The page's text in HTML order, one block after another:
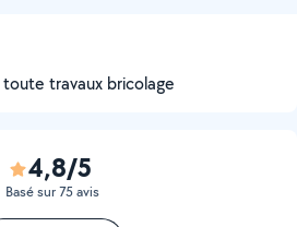
travaux bricolage
4,8/5
Basé sur 75 avis